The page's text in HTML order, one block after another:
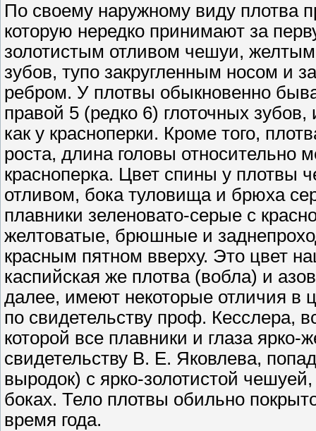
По своему наружному виду плотва
которую нередко принимают за
золотистым отливом чешуи,
зубов, тупо закругленным носом и
ребром. У плотвы обыкновенно
правой 5 (редко 6) глоточных
как у красноперки. Кроме того,
роста, длина головы относительно
красноперка. Цвет спины у плотвы
отливом, бока туловища и брюха
плавники зеленовато-серые с
желтоватые, брюшные и
красным пятном вверху. Это цвет
каспийская же плотва (вобла) и
далее, имеют некоторые отличия в
по свидетельству проф. Кесслера,
которой все плавники и глаза ярко-
свидетельству В. Е. Яковлева,
выродок) с ярко-золотистой
боках. Тело плотвы обильно
время года.